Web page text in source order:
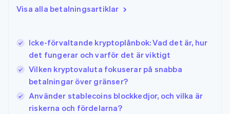
Visa alla betalningsartiklar
Icke-förvaltande kryptoplånbok: Vad det är, hur
det fungerar och varför det är viktigt
Vilken kryptovaluta fokuserar på snabba
betalningar över gränser?
Använder stablecoins blockkedjor, och vilka är
riskerna och fördelarna?
Irland
ItalianoEnglish
Japan
日本語 English
EnglishFrançais
Kroatien
EnglishItaliano